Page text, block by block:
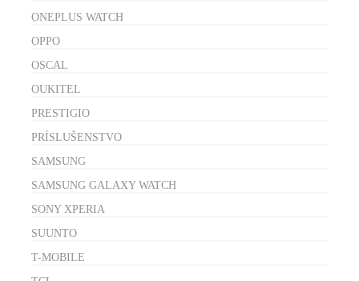
ONEPLUS WATCH
OPPO
OSCAL
OUKITEL
PRESTIGIO
PRÍSLUŠENSTVO
SAMSUNG
SAMSUNG GALAXY WATCH
SONY XPERIA
SUUNTO
T-MOBILE